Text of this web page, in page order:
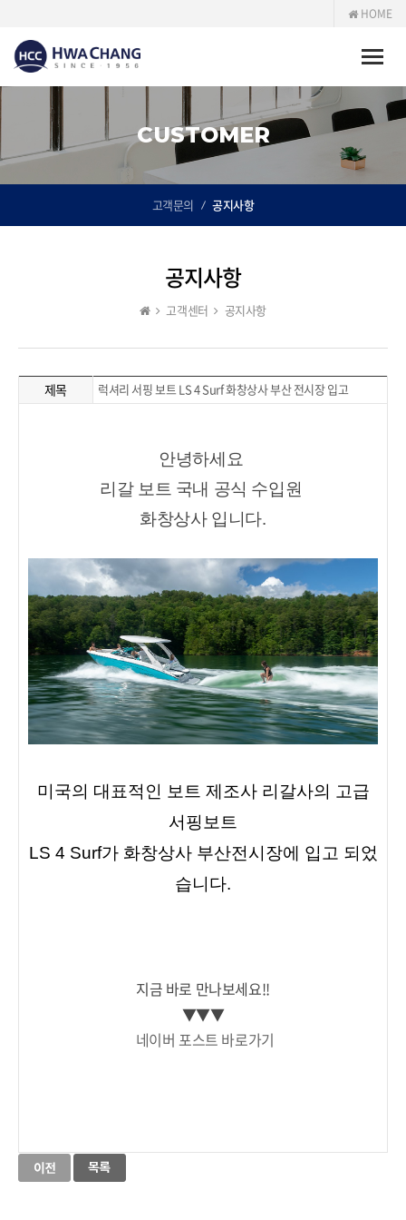
HOME
Toggle
CUSTOMER
고객문의 공지사항
공지사항
고객센터 공지사항
제목 럭셔리 서핑 보트 LS 4 Surf 화창상사 부산 전시장 입고
안녕하세요
리갈 보트 국내 공식 수입원
화창상사 입니다.
미국의 대표적인 보트 제조사 리갈사의 고급
서핑보트
LS 4 Surf가 화창상사 부산전시장에 입고 되었
습니다.
지금 바로 만나보세요!!
▼▼▼
네이버 포스트 바로가기